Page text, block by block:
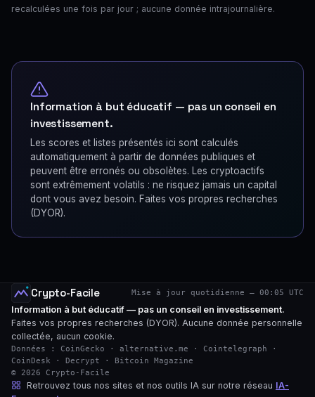
recalculées une fois par jour ; aucune donnée intrajournalière.
Information à but éducatif — pas un conseil en
investissement.
Les scores et listes présentés ici sont calculés
automatiquement à partir de données publiques et
peuvent être erronés ou obsolètes. Les cryptoactifs
sont extrêmement volatils : ne risquez jamais un capital
dont vous avez besoin. Faites vos propres recherches
(DYOR).
Crypto-Facile Mise à jour quotidienne — 00:05 UTC
Information à but éducatif — pas un conseil en investissement.
Faites vos propres recherches (DYOR). Aucune donnée personnelle
collectée, aucun cookie.
Données : CoinGecko · alternative.me · Cointelegraph ·
CoinDesk · Decrypt · Bitcoin Magazine
© 2026 Crypto-Facile
Retrouvez tous nos sites et nos outils IA sur notre réseau IA-